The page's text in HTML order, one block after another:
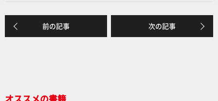
c
e
b
e
前の記事 次の記事